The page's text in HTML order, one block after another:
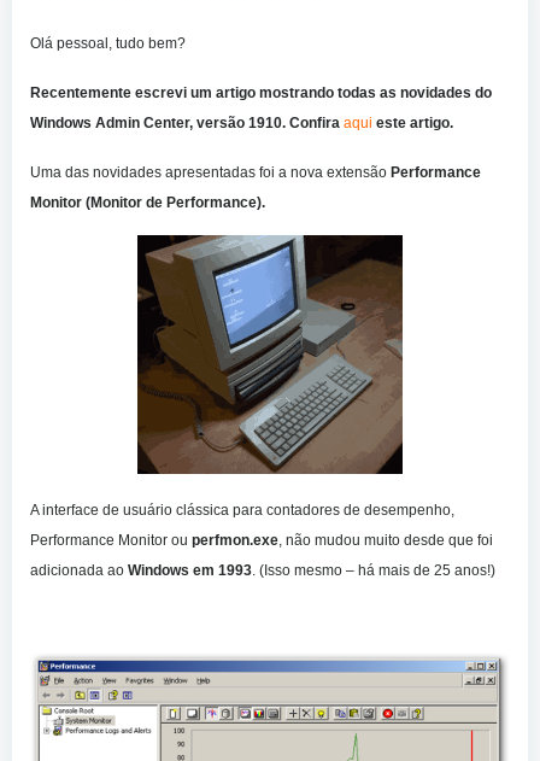
Olá pessoal, tudo bem?
Recentemente escrevi um artigo mostrando todas as novidades do
Windows Admin Center, versão 1910. Confira aqui este artigo.
Uma das novidades apresentadas foi a nova extensão Performance
Monitor (Monitor de Performance).
A interface de usuário clássica para contadores de desempenho,
Performance Monitor ou perfmon.exe, não mudou muito desde que foi
adicionada ao Windows em 1993. (Isso mesmo – há mais de 25 anos!)